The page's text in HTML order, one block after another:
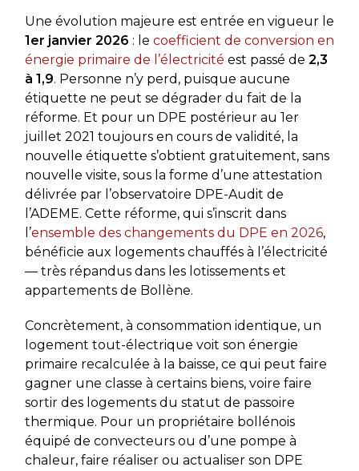
Une évolution majeure est entrée en vigueur le
1er janvier 2026 : le coefficient de conversion en
énergie primaire de l’électricité est passé de 2,3
à 1,9. Personne n’y perd, puisque aucune
étiquette ne peut se dégrader du fait de la
réforme. Et pour un DPE postérieur au 1er
juillet 2021 toujours en cours de validité, la
nouvelle étiquette s’obtient gratuitement, sans
nouvelle visite, sous la forme d’une attestation
délivrée par l’observatoire DPE-Audit de
l’ADEME. Cette réforme, qui s’inscrit dans
l’ensemble des changements du DPE en 2026,
bénéficie aux logements chauffés à l’électricité
— très répandus dans les lotissements et
appartements de Bollène.
Concrètement, à consommation identique, un
logement tout-électrique voit son énergie
primaire recalculée à la baisse, ce qui peut faire
gagner une classe à certains biens, voire faire
sortir des logements du statut de passoire
thermique. Pour un propriétaire bollénois
équipé de convecteurs ou d’une pompe à
chaleur, faire réaliser ou actualiser son DPE